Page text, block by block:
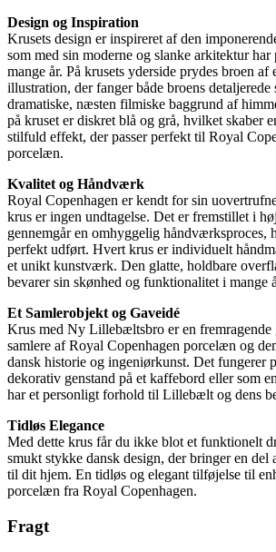
Design og Inspiration
Krusets design er inspireret af den
som med sin moderne og slanke arkitektur
mange år. På krusets yderside prydes broen af
illustration, der fanger både broens detaljerede
dramatiske, næsten filmiske baggrund af
på kruset er diskret blå og grå, hvilket skaber
stilfuld effekt, der passer perfekt til Royal
porcelæn.
Kvalitet og Håndværk
Royal Copenhagen er kendt for sin
krus er ingen undtagelse. Det er fremstillet i
gennemgår en omhyggelig håndværksproces,
perfekt udført. Hvert krus er individuelt
et unikt kunstværk. Den glatte, holdbare
bevarer sin skønhed og funktionalitet i mange
Et Samlerobjekt og Gaveidé
Krus med Ny Lillebæltsbro er en fremragende
samlere af Royal Copenhagen porcelæn og
dansk historie og ingeniørkunst. Det fungerer
dekorativ genstand på et kaffebord eller som
har et personligt forhold til Lillebælt og dens
Tidløs Elegance
Med dette krus får du ikke blot et funktionelt
smukt stykke dansk design, der bringer en del
til dit hjem. En tidløs og elegant tilføjelse til
porcelæn fra Royal Copenhagen.
Fragt